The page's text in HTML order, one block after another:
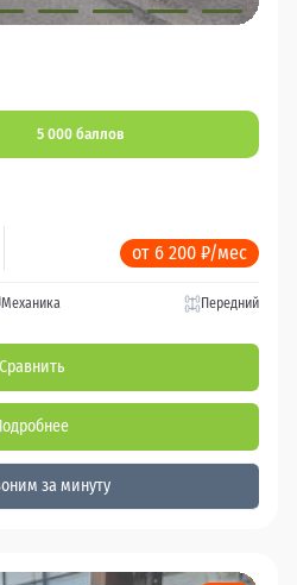
5 000 баллов
от 6 200 ₽/мес
Механика Передний
Сравнить
за минуту